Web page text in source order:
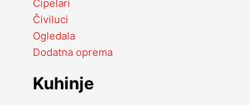
Cipelari
Čiviluci
Ogledala
Dodatna oprema
Kuhinje